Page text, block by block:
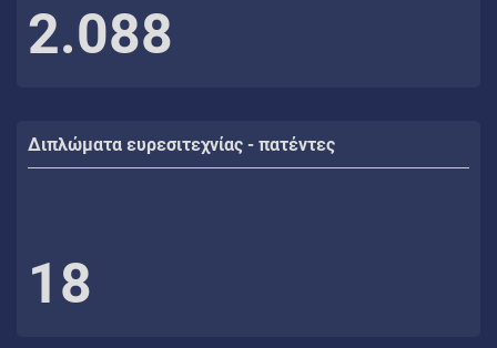
2.088
Διπλώματα ευρεσιτεχνίας - πατέντες
18